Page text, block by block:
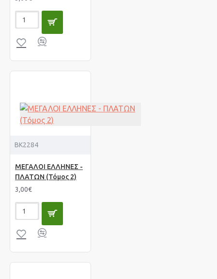
BK2284
ΜΕΓΑΛΟΙ ΕΛΛΗΝΕΣ -
ΠΛΑΤΩΝ (Τόμος 2)
3,00€